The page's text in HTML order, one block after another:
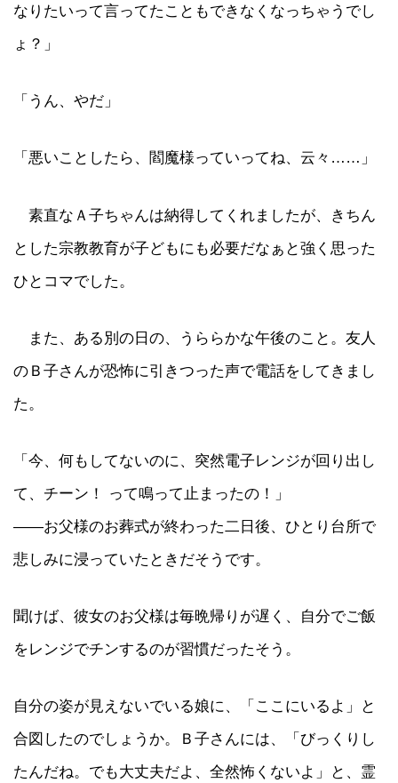
なりたいって言ってたこともできなくなっちゃうでし
ょ？」
「うん、やだ」
「悪いことしたら、閻魔様っていってね、云々……」
素直なＡ子ちゃんは納得してくれましたが、きちん
とした宗教教育が子どもにも必要だなぁと強く思った
ひとコマでした。
また、ある別の日の、うららかな午後のこと。友人
のＢ子さんが恐怖に引きつった声で電話をしてきまし
た。
「今、何もしてないのに、突然電子レンジが回り出し
て、チーン！ って鳴って止まったの！」
――お父様のお葬式が終わった二日後、ひとり台所で
悲しみに浸っていたときだそうです。
聞けば、彼女のお父様は毎晩帰りが遅く、自分でご飯
をレンジでチンするのが習慣だったそう。
自分の姿が見えないでいる娘に、「ここにいるよ」と
合図したのでしょうか。Ｂ子さんには、「びっくりし
たんだね。でも大丈夫だよ、全然怖くないよ」と、霊